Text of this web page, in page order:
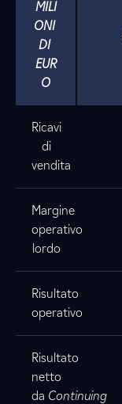
MILI
ONI
DI
EUR
O
Ricavi
di
vendita
Margine
operativo
lordo
Risultato
operativo
Risultato
netto
da Continuing